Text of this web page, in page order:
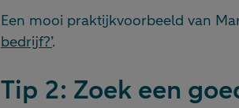
Een mooi praktijkvoorbeeld van
bedrijf?’.
Tip 2: Zoek een